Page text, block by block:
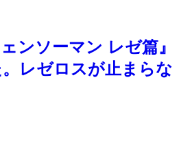
ンソーマン レゼ篇』
レゼロスが止まらな